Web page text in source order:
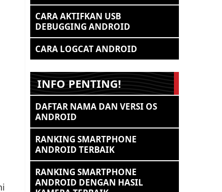
CARA AKTIFKAN USB
DEBUGGING ANDROID
CARA LOGCAT ANDROID
INFO PENTING!
DAFTAR NAMA DAN VERSI OS
ANDROID
RANKING SMARTPHONE
ANDROID TERBAIK
RANKING SMARTPHONE
ANDROID DENGAN HASIL